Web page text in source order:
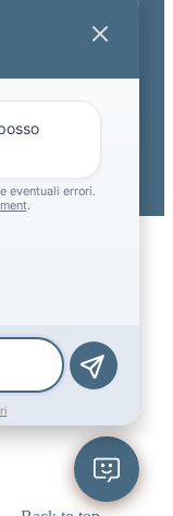
Gruppo Spaggiari
Media